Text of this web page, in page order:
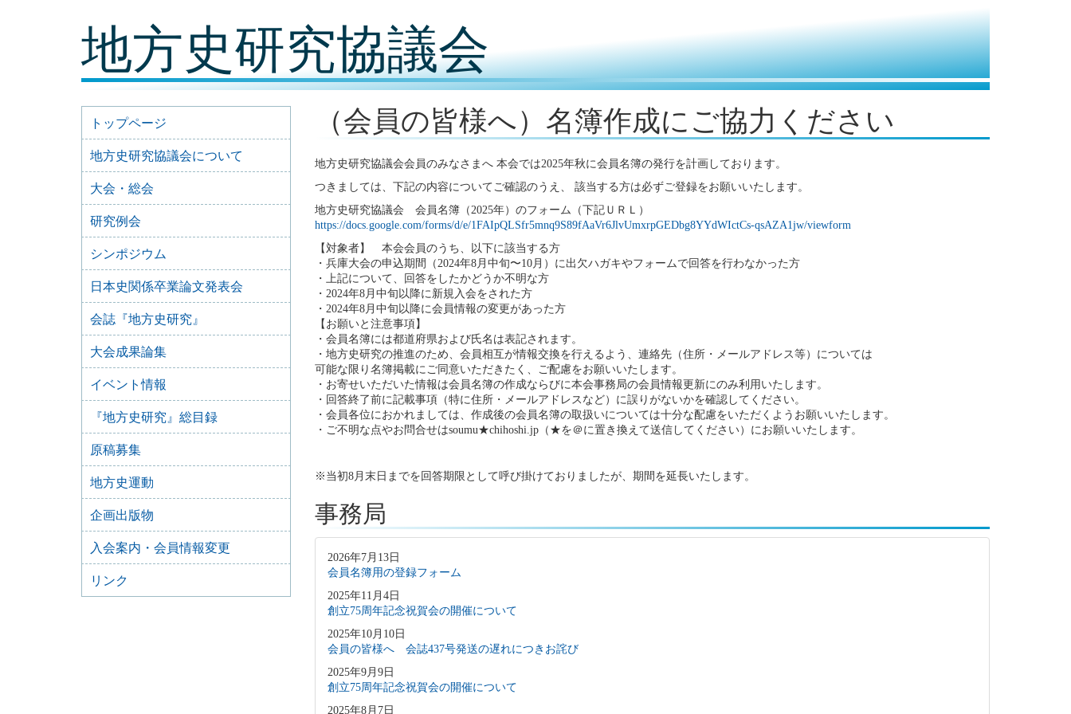
地方史研究協議会
（会員の皆様へ）名簿作成にご協力ください
地方史研究協議会会員のみなさまへ 本会では2025年秋に会員名簿の発行を計画しております。
つきましては、下記の内容についてご確認のうえ、 該当する方は必ずご登録をお願いいたします。
地方史研究協議会 会員名簿（2025年）のフォーム（下記ＵＲＬ）
https://docs.google.com/forms/d/e/1FAIpQLSfr5mnq9S89fAaVr6JlvUmxrpGEDbg8YYdWIctCs-qsAZA1jw/viewform
【対象者】 本会会員のうち、以下に該当する方
・兵庫大会の申込期間（2024年8月中旬〜10月）に出欠ハガキやフォームで回答を行わなかった方
・上記について、回答をしたかどうか不明な方
・2024年8月中旬以降に新規入会をされた方
・2024年8月中旬以降に会員情報の変更があった方
【お願いと注意事項】
・会員名簿には都道府県および氏名は表記されます。
・地方史研究の推進のため、会員相互が情報交換を行えるよう、連絡先（住所・メールアドレス等）については
可能な限り名簿掲載にご同意いただきたく、ご配慮をお願いいたします。
・お寄せいただいた情報は会員名簿の作成ならびに本会事務局の会員情報更新にのみ利用いたします。
・回答終了前に記載事項（特に住所・メールアドレスなど）に誤りがないかを確認してください。
・会員各位におかれましては、作成後の会員名簿の取扱いについては十分な配慮をいただくようお願いいたします。
・ご不明な点やお問合せはsoumu★chihoshi.jp（★を＠に置き換えて送信してください）にお願いいたします。
※当初8月末日までを回答期限として呼び掛けておりましたが、期間を延長いたします。
事務局
2026年7月13日
会員名簿用の登録フォーム
2025年11月4日
創立75周年記念祝賀会の開催について
2025年10月10日
会員の皆様へ 会誌437号発送の遅れにつきお詫び
2025年9月9日
創立75周年記念祝賀会の開催について
2025年8月7日
トップページ
地方史研究協議会について
大会・総会
研究例会
シンポジウム
日本史関係卒業論文発表会
会誌『地方史研究』
大会成果論集
イベント情報
『地方史研究』総目録
原稿募集
地方史運動
企画出版物
入会案内・会員情報変更
リンク